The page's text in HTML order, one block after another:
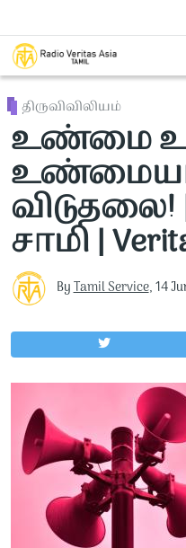
திருவிவிலியம்
உண்மை
சாமி |
ByTamil Service,14